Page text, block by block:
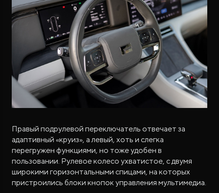
Правый подрулевой переключатель отвечает за
адаптивный «круиз», а левый, хоть и слегка
перегружен функциями, но тоже удобен в
пользовании. Рулевое колесо ухватистое, с двумя
широкими горизонтальными спицами, на которых
пристроились блоки кнопок управления мультимедиа.